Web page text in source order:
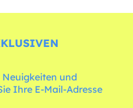
Neuigkeiten und
Ihre E-Mail-Adresse